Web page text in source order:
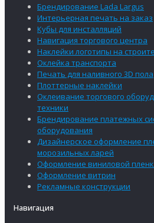
Брендирование Lada Largus
Интерьерная печать на заказ
Кубы для инсталляций
Навигация торгового центра
Наклейки логотипы на
Оклейка транспорта
Печать для наливного 3D пола
Плоттерные наклейки
Оклеивание торгового
техники
Брендирование платежных
оборудования
Дизайнерское оформление
морозильных ларей
Оформление виниловой
Оформление витрин
Рекламные конструкции
Навигация